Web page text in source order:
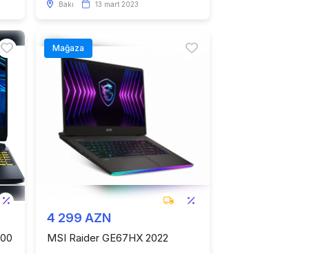
Bakı 13 mart 2023
Mağaza
4 299 AZN
MSI Raider GE67HX 2022